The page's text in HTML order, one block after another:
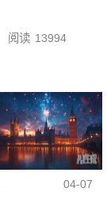
阅读 13994
04-07